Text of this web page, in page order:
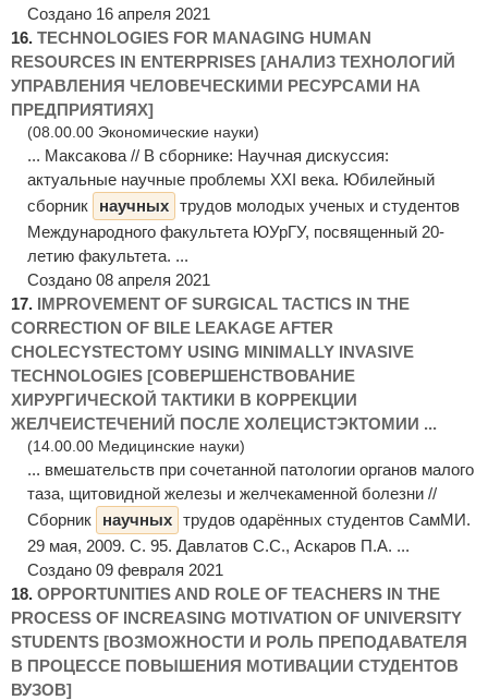
Создано 16 апреля 2021
16. TECHNOLOGIES FOR MANAGING HUMAN
RESOURCES IN ENTERPRISES [АНАЛИЗ ТЕХНОЛОГИЙ
УПРАВЛЕНИЯ ЧЕЛОВЕЧЕСКИМИ РЕСУРСАМИ НА
ПРЕДПРИЯТИЯХ]
(08.00.00 Экономические науки)
... Максакова // В сборнике: Научная дискуссия:
актуальные научные проблемы XXΙ века. Юбилейный
сборник
научных трудов молодых ученых и студентов
Международного факультета ЮУрГУ, посвященный 20-
летию факультета. ...
Создано 08 апреля 2021
17. IMPROVEMENT OF SURGICAL TACTICS IN THE
CORRECTION OF BILE LEAKAGE AFTER
CHOLECYSTECTOMY USING MINIMALLY INVASIVE
TECHNOLOGIES [СОВЕРШЕНСТВОВАНИЕ
ХИРУРГИЧЕСКОЙ ТАКТИКИ В КОРРЕКЦИИ
ЖЕЛЧЕИСТЕЧЕНИЙ ПОСЛЕ ХОЛЕЦИСТЭКТОМИИ ...
(14.00.00 Медицинские науки)
... вмешательств при сочетанной патологии органов малого
таза, щитовидной железы и желчекаменной болезни //
Сборник
научных трудов одарённых студентов СамМИ.
29 мая, 2009. С. 95. Давлатов С.С., Аскаров П.А. ...
Создано 09 февраля 2021
18. OPPORTUNITIES AND ROLE OF TEACHERS IN THE
PROCESS OF INCREASING MOTIVATION OF UNIVERSITY
STUDENTS [ВОЗМОЖНОСТИ И РОЛЬ ПРЕПОДАВАТЕЛЯ
В ПРОЦЕССЕ ПОВЫШЕНИЯ МОТИВАЦИИ СТУДЕНТОВ
ВУЗОВ]